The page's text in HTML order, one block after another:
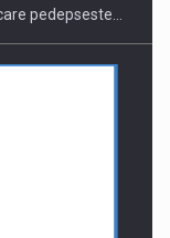
pedepseste…